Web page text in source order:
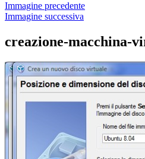
Immagine precedente
Immagine successiva
creazione-macchina-